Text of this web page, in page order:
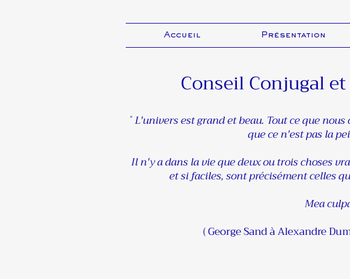
Accueil Présentation
Conseil Conjugal
"L'univers est grand et beau. Tout ce que
que ce n'est pas la
Il n'y a dans la vie que deux ou trois choses
et si faciles, sont précisément celles
Mea
( George Sand à Alexandre